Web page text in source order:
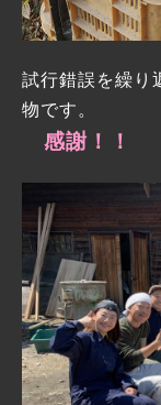
試行錯誤を繰り
物です。
感謝！！